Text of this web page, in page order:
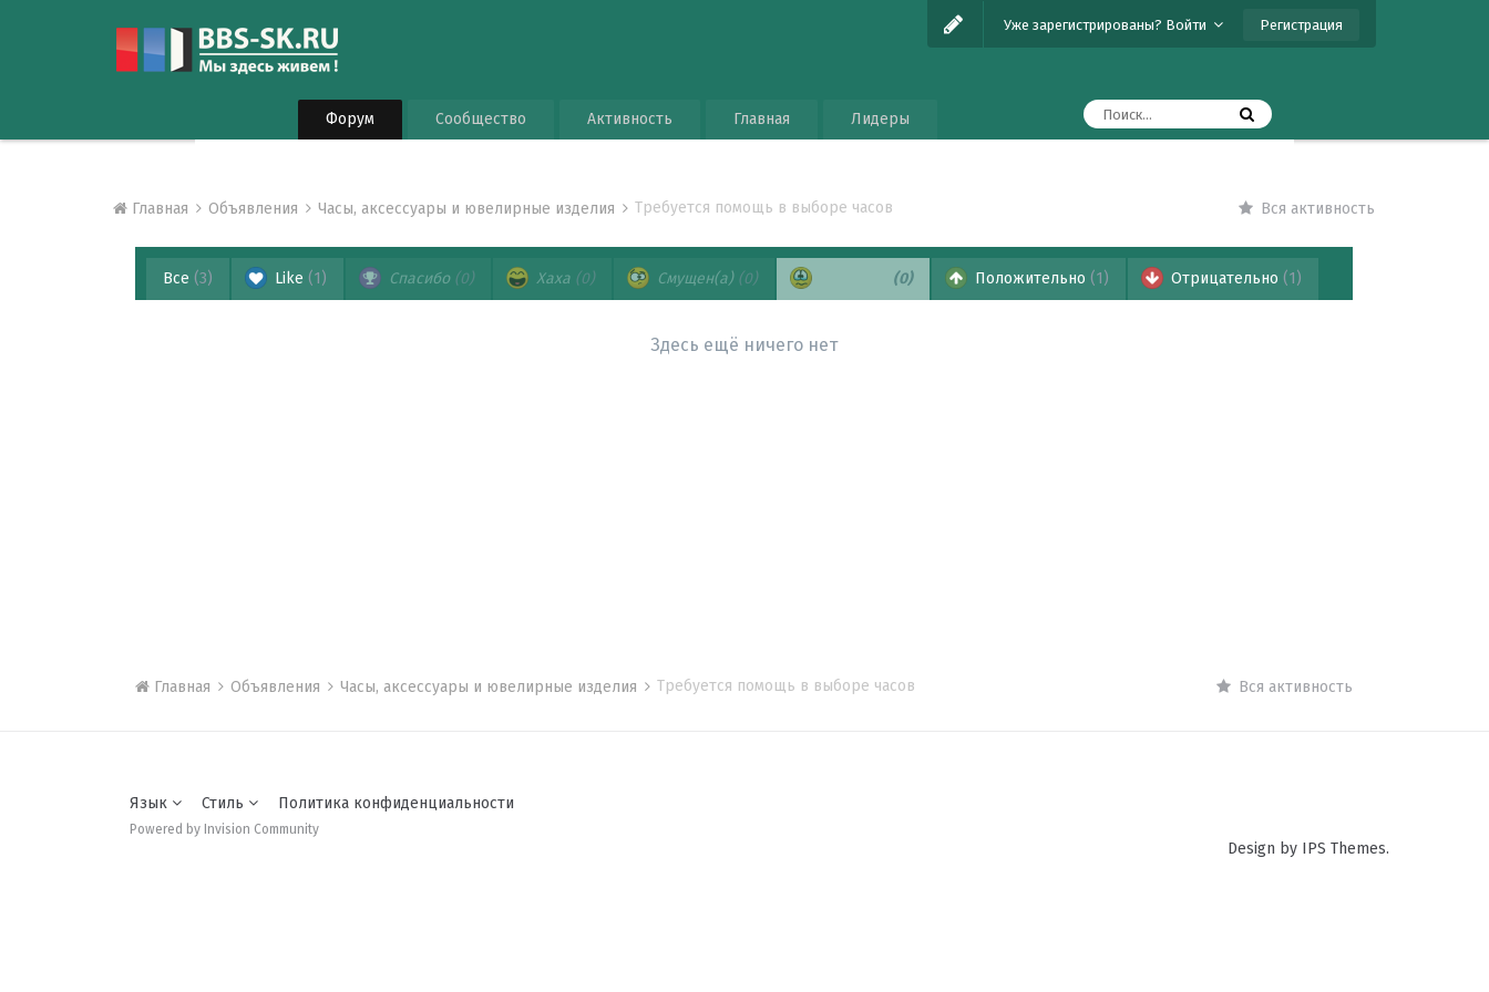
Уже зарегистрированы? Войти Регистрация
Форум Сообщество Активность Главная Лидеры
Вся активность
Главная Объявления Часы, аксессуары и ювелирные изделия Требуется помощь в выборе часов
Все (3) Like (1) Спасибо (0) Хаха (0) Смущен(а) (0) (0) Положительно (1) Отрицательно (1)
Здесь ещё ничего нет
Вся активность
Главная Объявления Часы, аксессуары и ювелирные изделия Требуется помощь в выборе часов
Язык Стиль Политика конфиденциальности
Powered by Invision Community
Design by IPS Themes.